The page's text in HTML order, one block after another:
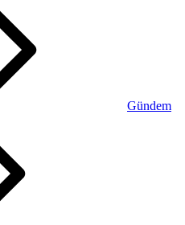
Gündem